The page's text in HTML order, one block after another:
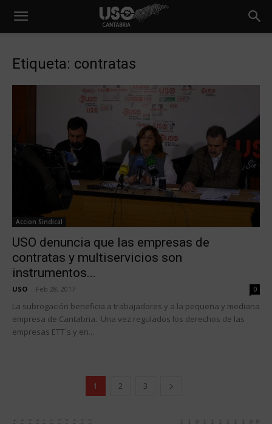
Etiqueta: contratas
Accion Sindical
USO denuncia que las empresas de
contratas y multiservicios son
instrumentos...
USO Feb 28, 2017 0
La subrogación beneficia a trabajadores y a la pequeña y mediana
empresa de Cantabria. Una vez regulados los derechos de las
empresas ETT´s y en...
1 2 3